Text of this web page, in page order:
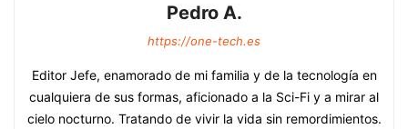
Pedro A.
https://one-tech.es
Editor Jefe, enamorado de mi familia y de la tecnología en
cualquiera de sus formas, aficionado a la Sci-Fi y a mirar al
cielo nocturno. Tratando de vivir la vida sin remordimientos.